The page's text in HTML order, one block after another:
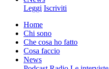
Leggi Iscriviti
Home
Chi sono
Che cosa ho fatto
Cosa faccio
News